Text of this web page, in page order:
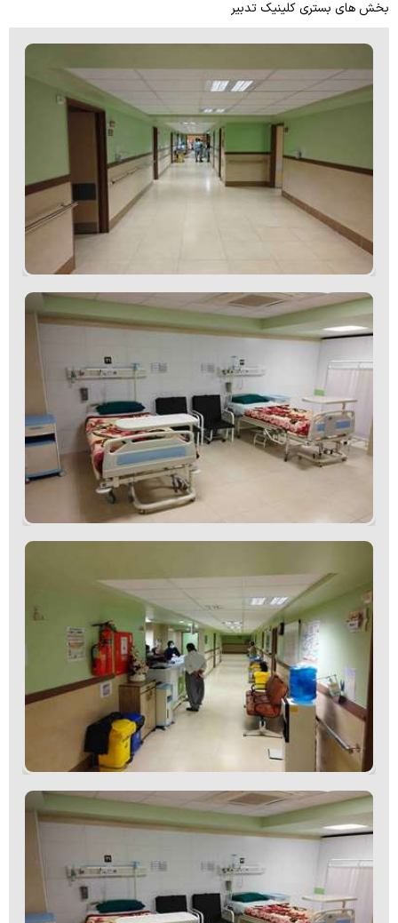
نظرات و انتقادات و پیشنهادات
تماس با ما
لیست کمیته ها
نظرسنجی از بیماران
بخش های بستری کلینیک تدبیر